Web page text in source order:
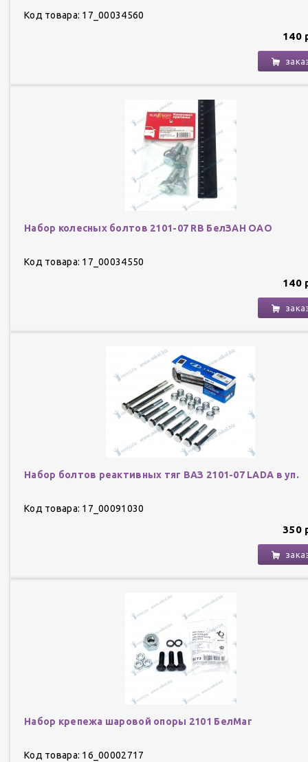
Код товара: 17_00034560
140
Набор колесных болтов 2101-07 RB БелЗАН ОАО
Код товара: 17_00034550
140
Набор болтов реактивных тяг ВАЗ 2101-07 LADA в уп.
Код товара: 17_00091030
350
Набор крепежа шаровой опоры 2101 БелМаг
Код товара: 16_00002717